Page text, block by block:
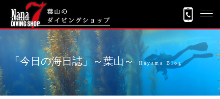
「今日の海日誌」～葉山～ Hayama Blog